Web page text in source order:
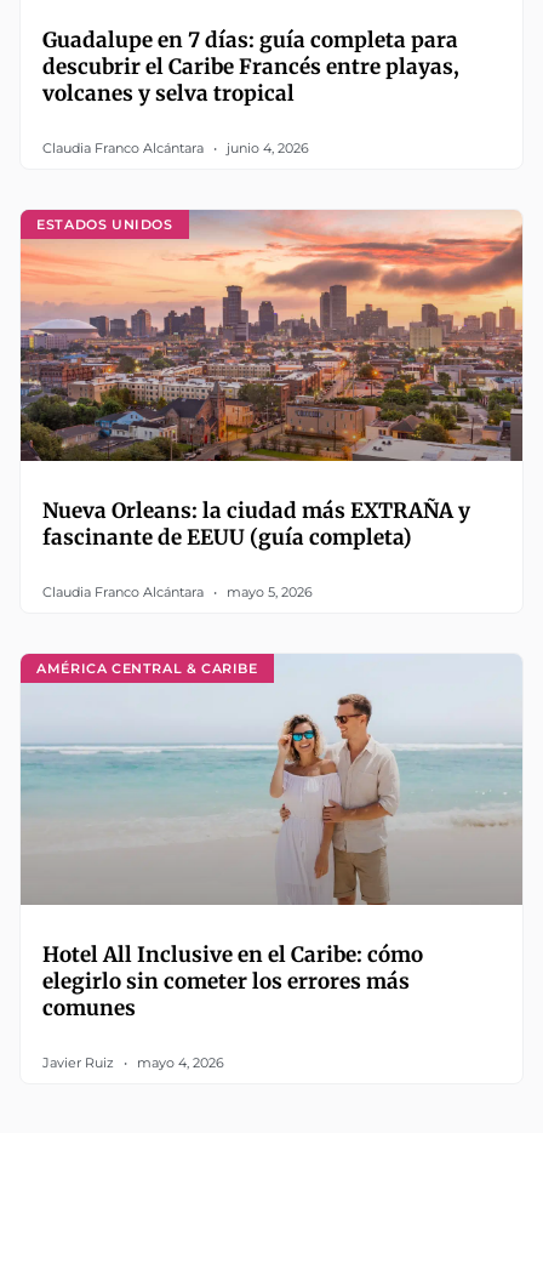
Guadalupe en 7 días: guía completa para
descubrir el Caribe Francés entre playas,
volcanes y selva tropical
Claudia Franco Alcántara junio 4, 2026
ESTADOS UNIDOS
Nueva Orleans: la ciudad más EXTRAÑA y
fascinante de EEUU (guía completa)
Claudia Franco Alcántara mayo 5, 2026
AMÉRICA CENTRAL & CARIBE
Hotel All Inclusive en el Caribe: cómo
elegirlo sin cometer los errores más
comunes
Javier Ruiz mayo 4, 2026